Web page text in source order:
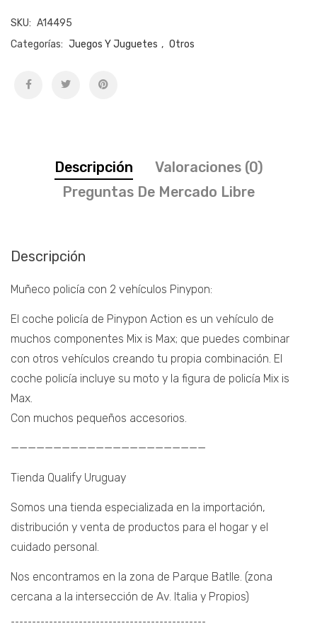
SKU: A14495
Categorías: Juegos Y Juguetes , Otros
Descripción
Valoraciones (0)
Preguntas De Mercado Libre
Descripción
Muñeco policía con 2 vehículos Pinypon:
El coche policía de Pinypon Action es un vehículo de
muchos componentes Mix is Max; que puedes combinar
con otros vehículos creando tu propia combinación. El
coche policía incluye su moto y la figura de policía Mix is
Max.
Con muchos pequeños accesorios.
———————————————————————
Tienda Qualify Uruguay
Somos una tienda especializada en la importación,
distribución y venta de productos para el hogar y el
cuidado personal.
Nos encontramos en la zona de Parque Batlle. (zona
cercana a la intersección de Av. Italia y Propios)
¯¯¯¯¯¯¯¯¯¯¯¯¯¯¯¯¯¯¯¯¯¯¯¯¯¯¯¯¯¯¯¯¯¯¯¯¯¯¯¯¯¯¯¯¯¯